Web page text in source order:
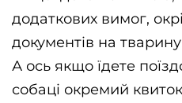
додаткових вимог,
документів на
А ось якщо їдете
собаці окремий